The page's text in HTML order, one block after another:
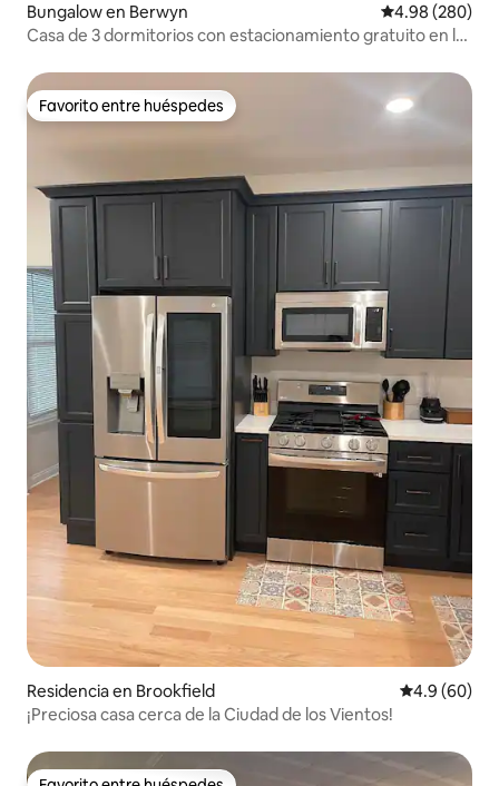
Bungalow en Berwyn Calificación
4.98 (280)
Casa de 3 dormitorios con estacionamiento gratuito en la
Favorito entre huéspedes
Favorito entre huéspedes
Residencia en Brookfield Calificación
4.9 (60)
¡Preciosa casa cerca de la Ciudad de los Vientos!